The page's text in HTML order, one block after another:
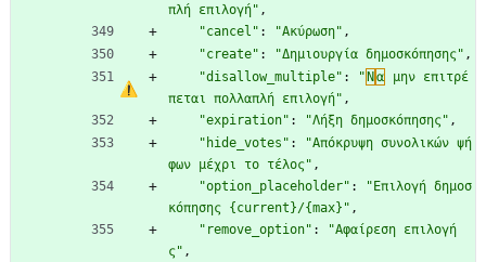
πλή επιλογή" ,
"cancel" : "Ακύρωση" ,
"create" : "Δημιουργία δημοσκόπησης" ,
"disallow_multiple" : "Να μην επιτρέ
πεται πολλαπλή επιλογή" ,
"expiration" : "Λήξη δημοσκόπησης" ,
"hide_votes" :
"Απόκρυψη συνολικών ψή
φων μέχρι το τέλος" ,
"option_placeholder" :
"Επιλογή δημοσ
κόπησης {current}/{max}" ,
"remove_option" :
"Αφαίρεση επιλογή
ς" ,